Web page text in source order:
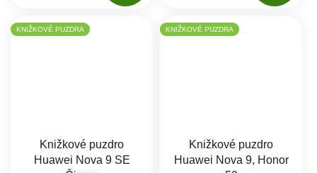
KNIŽKOVÉ PUZDRA
Knižkové puzdro
Huawei Nova 9 SE
KNIŽKOVÉ PUZDRA
Knižkové puzdro
Huawei Nova 9, Honor